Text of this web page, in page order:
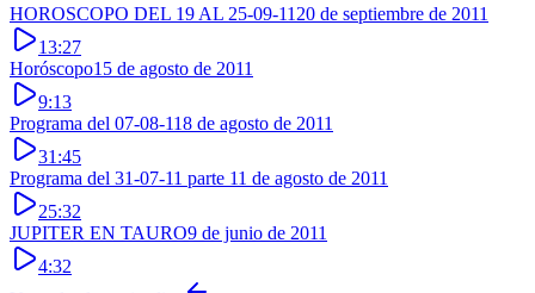
HOROSCOPO DEL 19 AL 25-09-11 20 de septiembre de 2011
13:27
Horóscopo15 de agosto de 2011
9:13
Programa del 07-08-118 de agosto de 2011
31:45
Programa del 31-07-11 parte 11 de agosto de 2011
25:32
JUPITER EN TAURO9 de junio de 2011
4:32